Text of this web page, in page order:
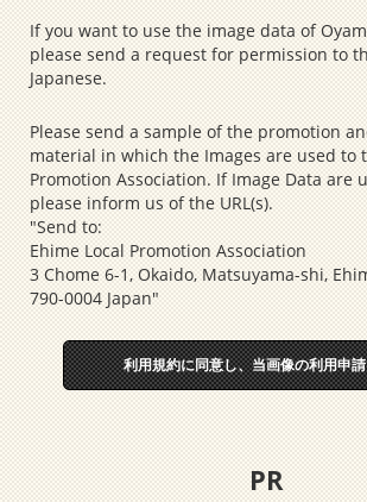
If you want to use the image data of
please send a request for permission to
Japanese.
Please send a sample of the promotion
material in which the Images are used to
Promotion Association. If Image Data are
please inform us of the URL(s).
"Send to:
Ehime Local Promotion Association
3 Chome 6-1, Okaido, Matsuyama-shi,
790-0004 Japan"
利用規約に同意し、当画像の利用申
PR